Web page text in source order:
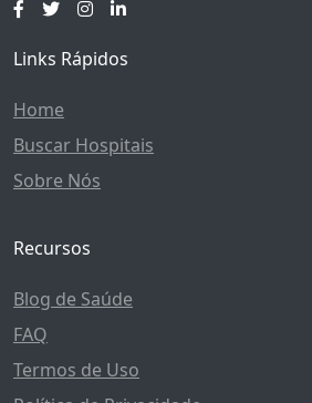
Links Rápidos
Home
Buscar Hospitais
Sobre Nós
Recursos
Blog de Saúde
FAQ
Termos de Uso